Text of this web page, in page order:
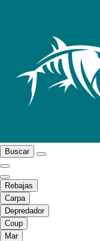
Buscar
Rebajas
Carpa
Depredador
Coup
Mar